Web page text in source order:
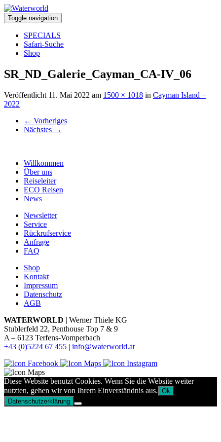
Toggle navigation
SPECIALS
Safari-Suche
Shop
SR_ND_Galerie_Cayman_CA-IV_06
Veröffentlicht 11. Mai 2022 am 1500 × 1018 in Cayman Island –
2022
← Vorheriges
Nächstes →
Willkommen
Über uns
Reiseleiter
ECO Reisen
News
Newsletter
Service
Rückrufservice
Anfrage
FAQ
Shop
Kontakt
Impressum
Datenschutz
AGB
WATERWORLD | Werner Thiele KG
Stublerfeld 22, Penthouse Top 7 & 9
A – 6123 Terfens-Vomperbach
+43 (0)5224 67 455 | info@waterworld.at
Diese Website benutzt Cookies. Wenn Sie die Website weiter
nutzten, gehen wir von Ihrem Einverständnis aus. Ok
Datenschutzerklärung